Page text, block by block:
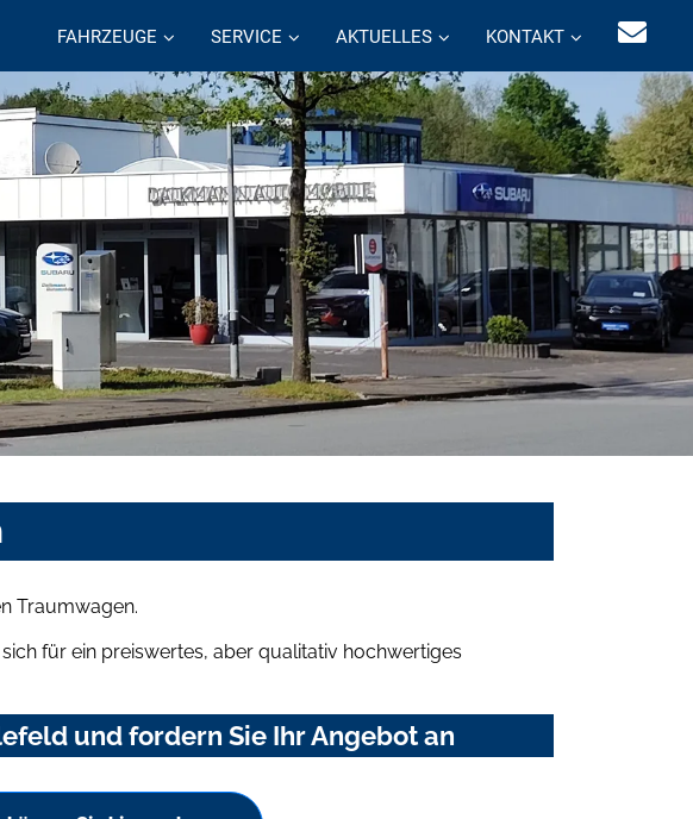
FAHRZEUGE SERVICE AKTUELLES KONTAKT
Traumwagen.
für ein preiswertes, aber qualitativ hochwertiges
und fordern Sie Ihr Angebot an